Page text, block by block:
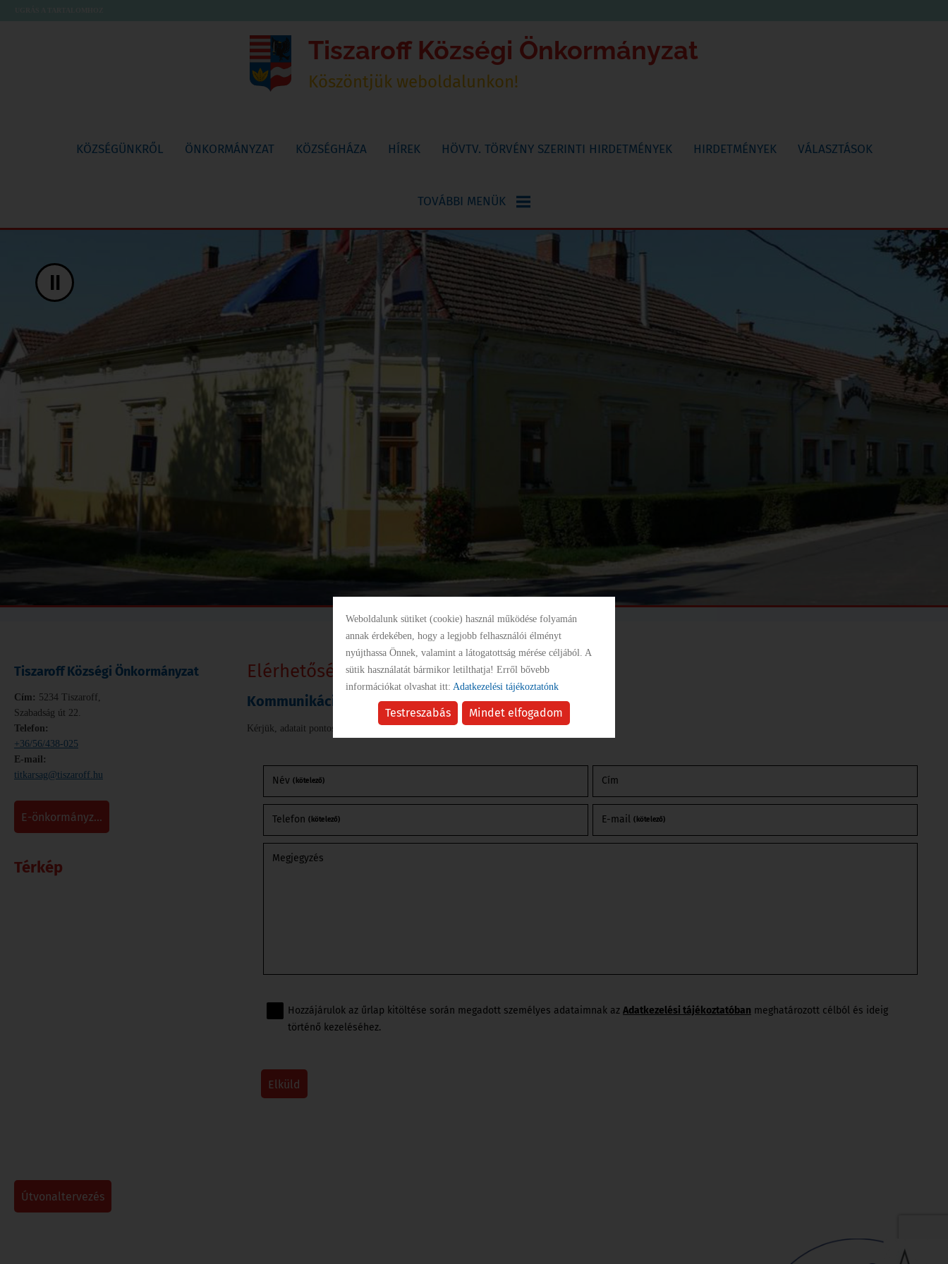
Tiszaroff Községi Önkormányzat
Köszöntjük weboldalunkon!
KÖZSÉGÜNKRŐL ÖNKORMÁNYZAT KÖZSÉGHÁZA HÍREK HÖVTV. TÖRVÉNY SZERINTI HIRDETMÉNYEK HIRDETMÉNYEK VÁLASZTÁSOK
TOVÁBBI MENÜK
NYOMTATVÁNYOK
KÖNYVTÁR,
INFORMÁCIÓS ÉS
ADOMÁNYPONT
HORGÁSZTURISZTIKAI
TISZAROFFÉRT
KÖZBESZERZÉS
INTÉZMÉNYEK
KERESKEDELMI
II
Tiszaroff Községi Önkormányzat
Cím: 5234 Tiszaroff,
Szabadság út 22.
Telefon:
+36/56/438-025
E-mail:
titkarsag@tiszaroff.hu
e-önkormányz...
Térkép
útvonaltervezés
Elérhetőségek
Kommunikációs űrlap
Kérjük, adatait pontosan adja meg a sikeres kapcsolatfelvétel érdekében!
Név (kötelező) Cím
Telefon (kötelező) E-mail (kötelező)
Megjegyzés
Hozzájárulok az űrlap kitöltése során megadott személyes adataimnak az Adatkezelési tájékoztatóban meghatározott célból és ideig
történő kezeléséhez.
elküld
Mindet elfogadom
Testreszabás
Weboldalunk sütiket (cookie) használ működése folyamán
annak érdekében, hogy a legjobb felhasználói élményt
nyújthassa Önnek, valamint a látogatottság mérése céljából. A
sütik használatát bármikor letilthatja! Erről bővebb
információkat olvashat itt: Adatkezelési tájékoztatónk